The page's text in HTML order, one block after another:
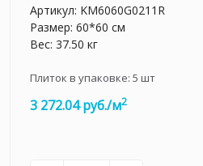
Артикул: KM6060G0211R
Размер: 60*60 см
Вес: 37.50 кг
Плиток в упаковке: 5 шт
3 272.04 руб./м2